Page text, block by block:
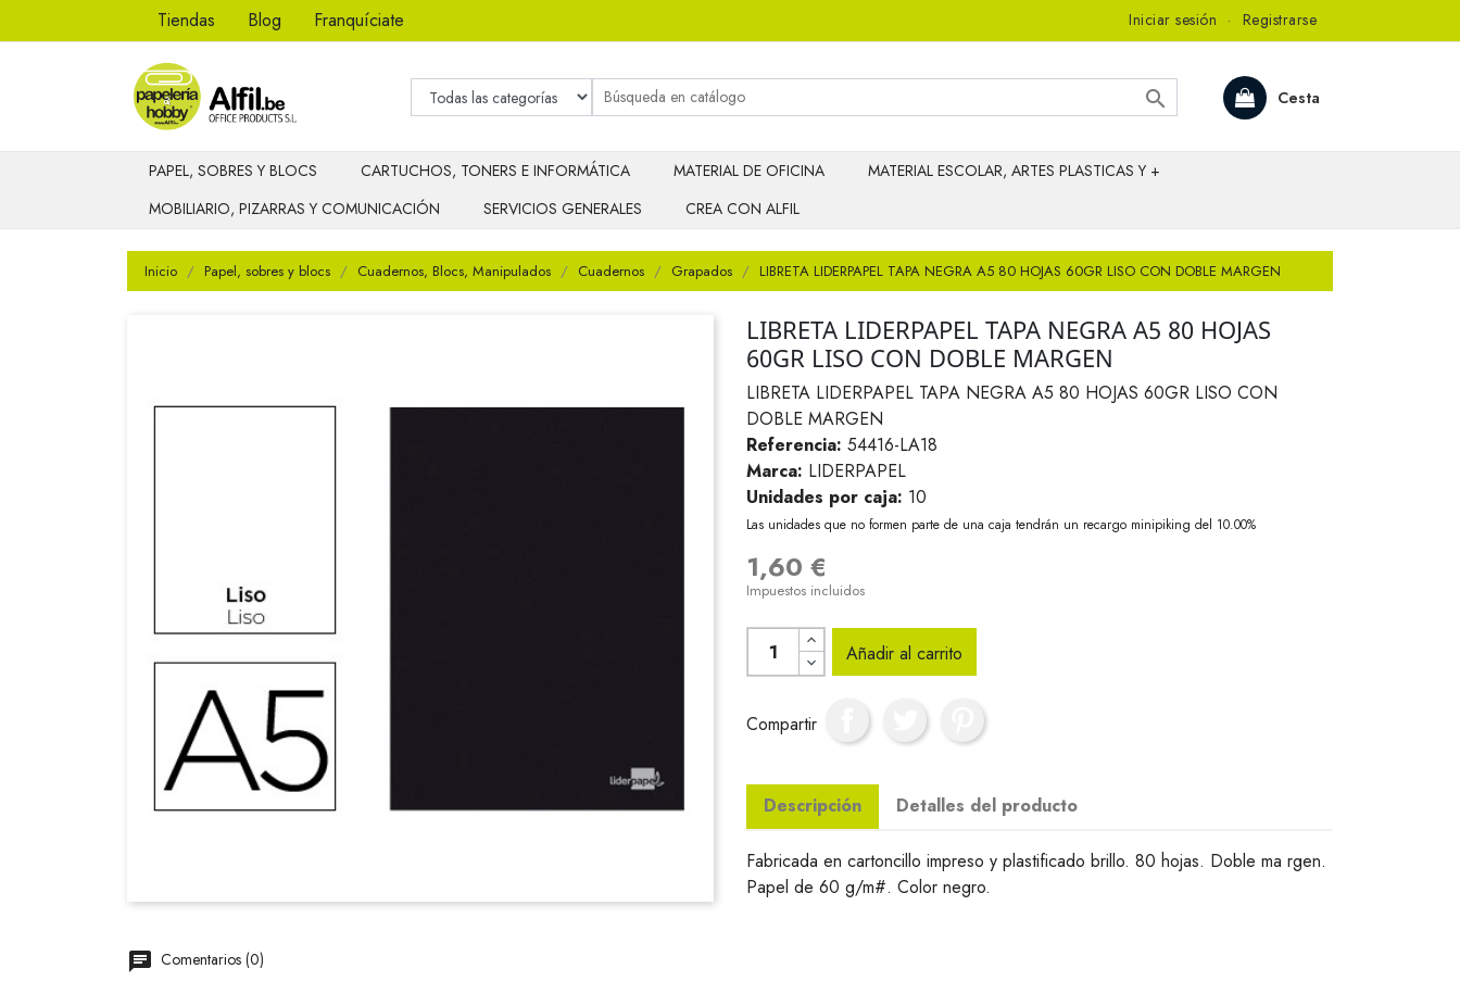
Tiendas Blog Franquíciate Iniciar sesión · Registrarse
Cesta

PAPEL, SOBRES Y BLOCS CARTUCHOS, TONERS E INFORMÁTICA MATERIAL DE OFICINA
MATERIAL ESCOLAR, ARTES PLASTICAS Y +
MOBILIARIO, PIZARRAS Y COMUNICACIÓN
SERVICIOS GENERALES CREA CON ALFIL
Inicio Papel, sobres y blocs Cuadernos, Blocs, Manipulados Cuadernos Grapados LIBRETA LIDERPAPEL TAPA NEGRA A5 80 HOJAS 60GR LISO CON DOBLE MARGEN
LIBRETA LIDERPAPEL TAPA NEGRA A5 80 HOJAS
60GR LISO CON DOBLE MARGEN
LIBRETA LIDERPAPEL TAPA NEGRA A5 80 HOJAS 60GR LISO CON
DOBLE MARGEN
Referencia: 54416-LA18
Marca: LIDERPAPEL
Unidades por caja: 10
Las unidades que no formen parte de una caja tendrán un recargo minipiking del 10.00%
1,60 €
Impuestos incluidos
Añadir al carrito
Compartir
Descripción Detalles del producto
Fabricada en cartoncillo impreso y plastificado brillo. 80 hojas. Doble ma rgen.
Papel de 60 g/m#. Color negro.
Comentarios (0)